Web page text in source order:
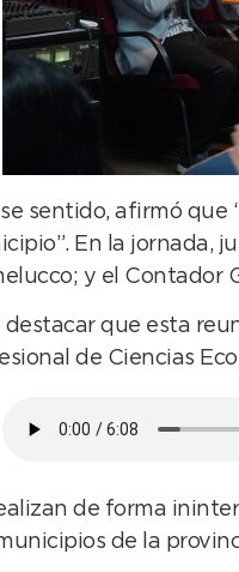
sentido, afirmó
En la jornada,
y el Contador
destacar que esta
de Ciencias
de forma
de la